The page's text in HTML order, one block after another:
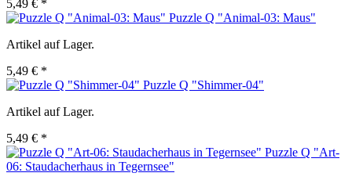
5,49 € *
Puzzle Q "Animal-03: Maus"
Artikel auf Lager.
5,49 € *
Puzzle Q "Shimmer-04"
Artikel auf Lager.
5,49 € *
Puzzle Q "Art-
06: Staudacherhaus in Tegernsee"